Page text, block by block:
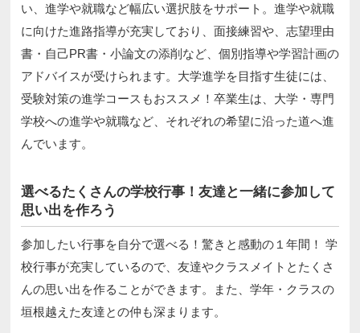
い、進学や就職など幅広い選択肢をサポート。進学や就職
に向けた進路指導が充実しており、面接練習や、志望理由
書・自己PR書・小論文の添削など、個別指導や学習計画の
アドバイスが受けられます。大学進学を目指す生徒には、
受験対策の進学コースもおススメ！卒業生は、大学・専門
学校への進学や就職など、それぞれの希望に沿った道へ進
んでいます。
選べるたくさんの学校行事！友達と一緒に参加して
思い出を作ろう
参加したい行事を自分で選べる！驚きと感動の１年間！ 学
校行事が充実しているので、友達やクラスメイトとたくさ
んの思い出を作ることができます。また、学年・クラスの
垣根越えた友達との仲も深まります。